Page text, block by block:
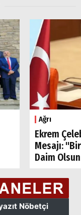
Ağrı
Ekrem
Mesajı:
Daim